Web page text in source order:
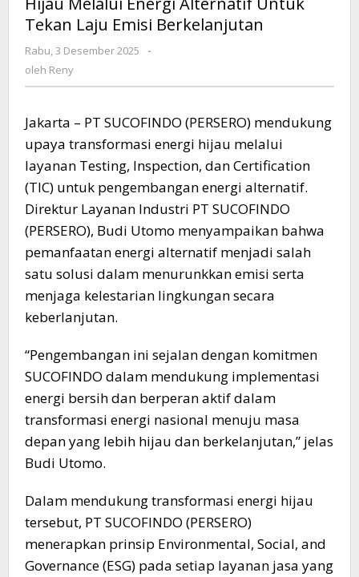
Hijau
Melalui
Untuk
Laju
Emisi
Berkelanjutan
Tekan Laju Emisi Berkelanjutan
Rabu, 3 Desember 2025
oleh
-
oleh Reny
Jakarta – PT SUCOFINDO (PERSERO) mendukung
upaya transformasi energi hijau melalui
layanan Testing, Inspection, dan Certification
(TIC) untuk pengembangan energi alternatif.
Direktur Layanan Industri PT SUCOFINDO
(PERSERO), Budi Utomo menyampaikan bahwa
pemanfaatan energi alternatif menjadi salah
satu solusi dalam menurunkkan emisi serta
menjaga kelestarian lingkungan secara
keberlanjutan.
“Pengembangan ini sejalan dengan komitmen
SUCOFINDO dalam mendukung implementasi
energi bersih dan berperan aktif dalam
transformasi energi nasional menuju masa
depan yang lebih hijau dan berkelanjutan,” jelas
Budi Utomo.
Dalam mendukung transformasi energi hijau
tersebut, PT SUCOFINDO (PERSERO)
menerapkan prinsip Environmental, Social, and
Governance (ESG) pada setiap layanan jasa yang